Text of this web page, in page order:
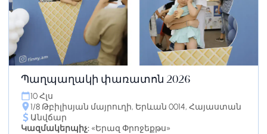
Պաղպաղակի փառատոն 2026
10 Հլս
1/8 Թբիլիսյան մայրուղի, Երևան 0014, Հայաստան
Անվճար
Կազմակերպիչ: «Երազ Փրոջեքթս»